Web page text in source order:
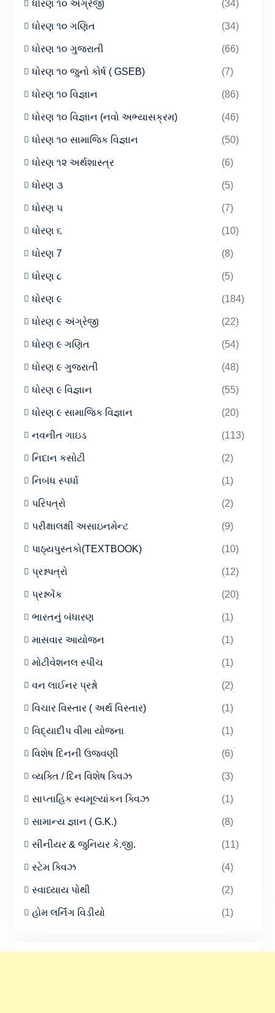
ધોરણ ૧૦ અંગ્રેજી (34)
ધોરણ ૧૦ ગણિત (34)
ધોરણ ૧૦ ગુજરાતી (66)
ધોરણ ૧૦ જુનો કોર્ષ ( GSEB) (7)
ધોરણ ૧૦ વિજ્ઞાન (86)
ધોરણ ૧૦ વિજ્ઞાન (નવો અભ્યાસક્રમ) (46)
ધોરણ ૧૦ સામાજિક વિજ્ઞાન (50)
ધોરણ ૧૨ અર્થશાસ્ત્ર (6)
ધોરણ ૩ (5)
ધોરણ ૫ (7)
ધોરણ ૬ (10)
ધોરણ 7 (8)
ધોરણ ૮ (5)
ધોરણ ૯ (184)
ધોરણ ૯ અંગ્રેજી (22)
ધોરણ ૯ ગણિત (54)
ધોરણ ૯ ગુજરાતી (48)
ધોરણ ૯ વિજ્ઞાન (55)
ધોરણ ૯ સામાજિક વિજ્ઞાન (20)
નવનીત ગાઇડ (113)
નિદાન કસોટી (2)
નિબંધ સ્પર્ધા (1)
પરિપત્રો (2)
પરીક્ષાલક્ષી અસાઇનમેન્ટ (9)
પાઠ્યપુસ્તકો(TEXTBOOK) (10)
પ્રશ્નપત્રો (12)
પ્રશ્નબેંક (20)
ભારતનું બંધારણ (1)
માસવાર આયોજન (1)
મોટીવેશનલ સ્પીચ (1)
વન લાઈનર પ્રશ્નો (2)
વિચાર વિસ્તાર ( અર્થ વિસ્તાર) (1)
વિદ્યાદીપ વીમા યોજના (1)
વિશેષ દિનની ઉજવણી (6)
વ્યક્તિ / દિન વિશેષ ક્વિઝ (3)
સાપ્તાહિક સ્વમૂલ્યાંકન ક્વિઝ (1)
સામાન્ય જ્ઞાન ( G.K.) (8)
સીનીયર & જુનિયર કે.જી. (11)
સ્ટેમ ક્વિઝ (4)
સ્વાધ્યાય પોથી (2)
હોમ લર્નિંગ વિડીયો (1)